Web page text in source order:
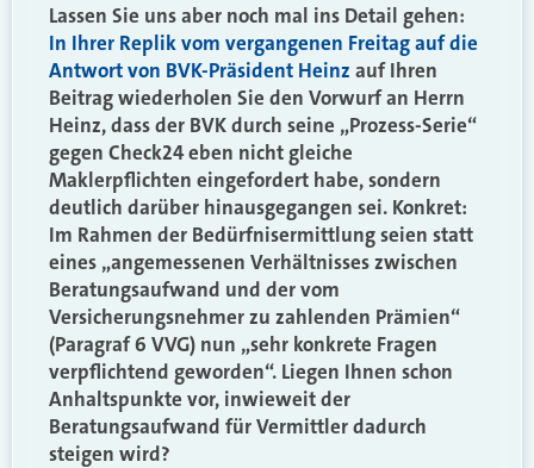
Lassen Sie uns aber noch mal ins Detail gehen:
In Ihrer Replik vom vergangenen Freitag auf die
Antwort von BVK-Präsident Heinz auf Ihren
Beitrag wiederholen Sie den Vorwurf an Herrn
Heinz, dass der BVK durch seine „Prozess-Serie“
gegen Check24 eben nicht gleiche
Maklerpflichten eingefordert habe, sondern
deutlich darüber hinausgegangen sei. Konkret:
Im Rahmen der Bedürfnisermittlung seien statt
eines „angemessenen Verhältnisses zwischen
Beratungsaufwand und der vom
Versicherungsnehmer zu zahlenden Prämien“
(Paragraf 6 VVG) nun „sehr konkrete Fragen
verpflichtend geworden“. Liegen Ihnen schon
Anhaltspunkte vor, inwieweit der
Beratungsaufwand für Vermittler dadurch
steigen wird?